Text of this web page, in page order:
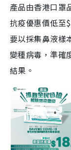
產品由香港口罩
抗疫優惠價低至
要以採集鼻液樣
變種病毒，準確
結果。